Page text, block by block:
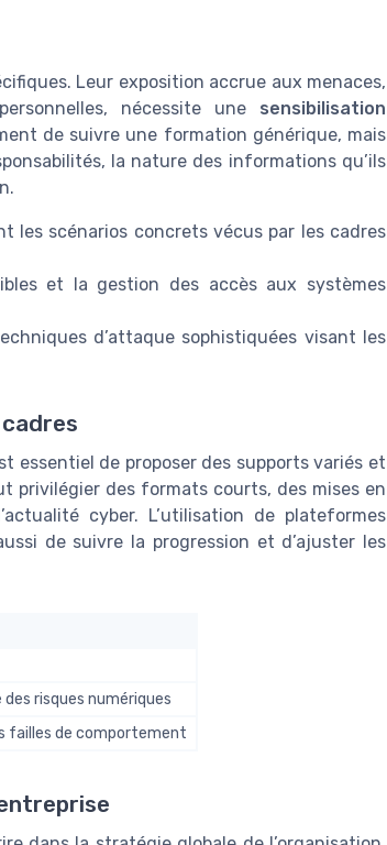
Leur exposition accrue aux menaces,
nécessite une sensibilisation
de suivre une formation générique, mais
la nature des informations qu’ils
les scénarios concrets vécus par les cadres
et la gestion des accès aux systèmes
d’attaque sophistiquées visant les
essentiel de proposer des supports variés et
privilégier des formats courts, des mises en
cyber. L’utilisation de plateformes
de suivre la progression et d’ajuster les
des risques numériques
failles de comportement